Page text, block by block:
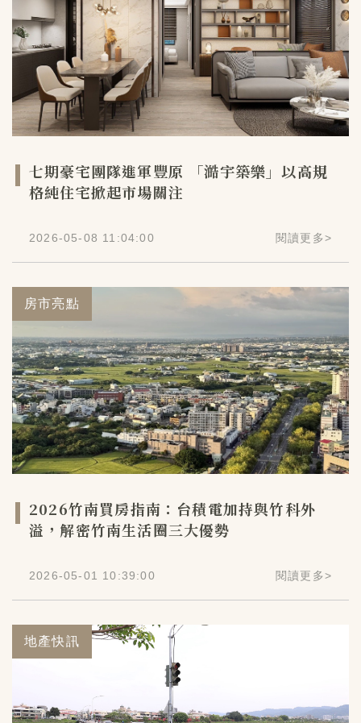
七期豪宅團隊進軍豐原 「澔宇築樂」以高規
格純住宅掀起市場關注
2026-05-08 11:04:00 閱讀更多>
房市亮點
2026竹南買房指南：台積電加持與竹科外
溢，解密竹南生活圈三大優勢
2026-05-01 10:39:00 閱讀更多>
地產快訊